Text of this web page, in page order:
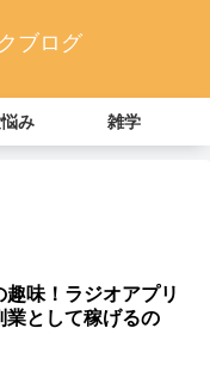
ブログ
み 雑学
趣味！ラジオアプリ
業として稼げるの